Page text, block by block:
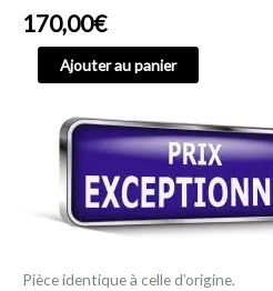
170,00€
Ajouter au panier
Pièce identique à celle d’origine.